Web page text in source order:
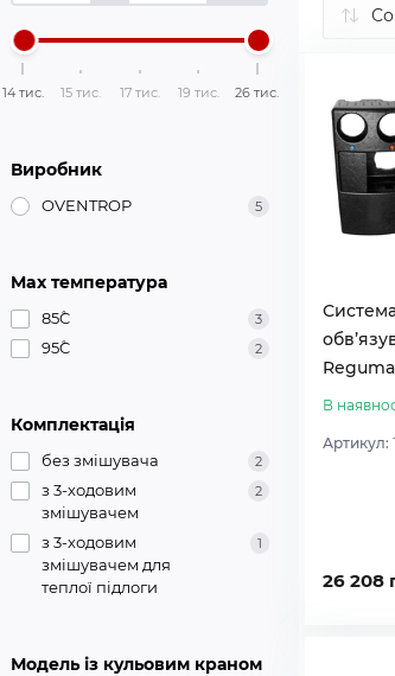
14 тис. 15 тис. 17 тис. 19 тис. 26 тис.
Виробник
OVENTROP 5
Max температура
85˚C 3
95˚C 2
Комплектація
без змішувача 2
з 3-ходовим
змішувачем
2
з 3-ходовим
змішувачем для
теплої підлоги
1
Модель із кульовим краном
В
Артикул:
26 208